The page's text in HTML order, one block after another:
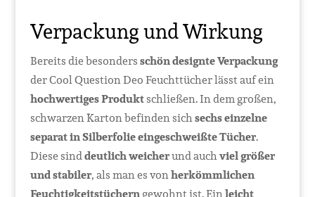
Verpackung und Wirkung
Bereits die besondersschön designte Verpackung
der Cool Question Deo Feuchttücher lässt auf ein
hochwertiges Produktschließen. In dem großen,
schwarzen Karton befinden sichsechs einzelne
separat in Silberfolie eingeschweißte Tücher.
Diese sinddeutlich weicherund auchviel größer
und stabiler, als man es vonherkömmlichen